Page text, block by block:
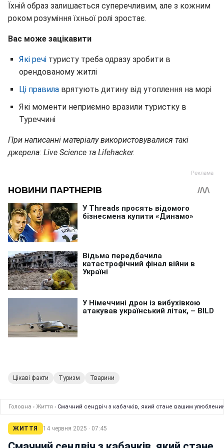
Їхній образ залишається суперечливим, але з кожним
роком розуміння їхньої ролі зростає.
Вас може зацікавити
Які речі туристу треба одразу зробити в
орендованому житлі
Ці правила врятують дитину від утоплення на морі
Які моменти неприємно вразили туристку в
Туреччині
При написанні матеріалу використовувалися такі
джерела: Live Science та Lifehacker.
Цікаві факти Туризм Тварини
Головна › Життя › Смачний сендвіч з кабачків, який стане вашим
ЖИТТЯ 14 червня 2025 · 07:45